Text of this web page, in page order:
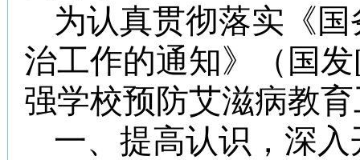
为认真贯彻落实《
治工作的通知》（国发
强学校预防艾滋病教
一、提高认识，深